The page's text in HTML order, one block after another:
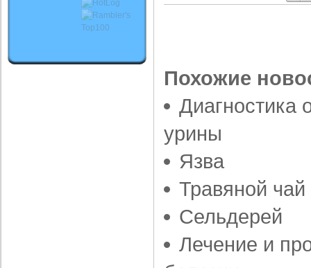
Похожие
Диагностика
урины
Язва
Травяной чай
Сельдерей
Лечение и